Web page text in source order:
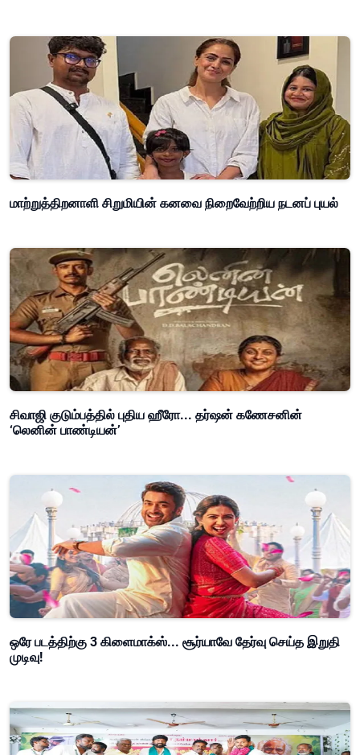
மாற்றுத்திறனாளி சிறுமியின் கனவை நிறைவேற்றிய நடனப் புயல்
சிவாஜி குடும்பத்தில் புதிய ஹீரோ... தர்ஷன் கணேசனின்
‘லெனின் பாண்டியன்’
ஒரே படத்திற்கு 3 கிளைமாக்ஸ்... சூர்யாவே தேர்வு செய்த இறுதி
முடிவு!